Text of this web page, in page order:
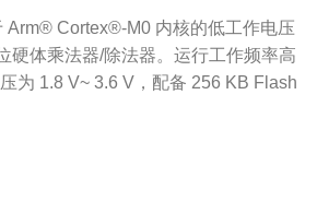
Arm® Cortex®-M0 内核的低工作电压
硬体乘法器/除法器。运行工作频率高
为 1.8 V~ 3.6 V，配备 256 KB Flash